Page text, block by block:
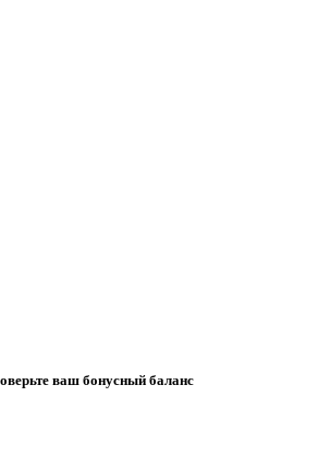
ваш бонусный баланс